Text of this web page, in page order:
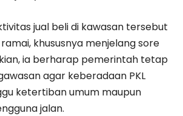
jual beli di kawasan tersebut
khususnya menjelang sore
ia berharap pemerintah tetap
agar keberadaan PKL
ketertiban umum maupun
jalan.